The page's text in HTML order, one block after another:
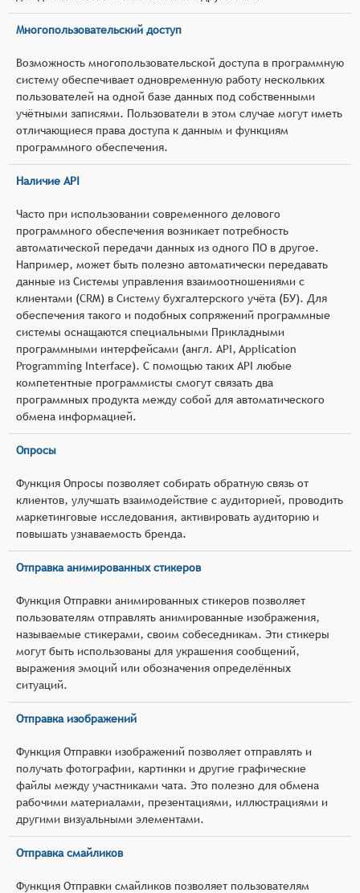
Многопользовательский доступ
Возможность многопользовательской доступа в программную
систему обеспечивает одновременную работу нескольких
пользователей на одной базе данных под собственными
учётными записями. Пользователи в этом случае могут иметь
отличающиеся права доступа к данным и функциям
программного обеспечения.
Наличие API
Часто при использовании современного делового
программного обеспечения возникает потребность
автоматической передачи данных из одного ПО в другое.
Например, может быть полезно автоматически передавать
данные из Системы управления взаимоотношениями с
клиентами (CRM) в Систему бухгалтерского учёта (БУ). Для
обеспечения такого и подобных сопряжений программные
системы оснащаются специальными Прикладными
программными интерфейсами (англ. API, Application
Programming Interface). С помощью таких API любые
компетентные программисты смогут связать два
программных продукта между собой для автоматического
обмена информацией.
Опросы
Функция Опросы позволяет собирать обратную связь от
клиентов, улучшать взаимодействие с аудиторией, проводить
маркетинговые исследования, активировать аудиторию и
повышать узнаваемость бренда.
Отправка анимированных стикеров
Функция Отправки анимированных стикеров позволяет
пользователям отправлять анимированные изображения,
называемые стикерами, своим собеседникам. Эти стикеры
могут быть использованы для украшения сообщений,
выражения эмоций или обозначения определённых
ситуаций.
Отправка изображений
Функция Отправки изображений позволяет отправлять и
получать фотографии, картинки и другие графические
файлы между участниками чата. Это полезно для обмена
рабочими материалами, презентациями, иллюстрациями и
другими визуальными элементами.
Отправка смайликов
Функция Отправки смайликов позволяет пользователям